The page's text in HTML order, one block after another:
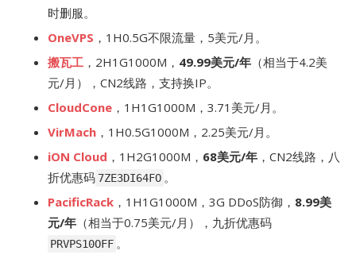
时删服。
OneVPS ，1H0.5G不限流量，5美元/月。
搬瓦工 ，2H1G1000M， 49.99美元/年 （相当于4.2美
元/月），CN2线路，支持换IP。
CloudCone ，1H1G1000M，3.71美元/月。
VirMach ，1H0.5G1000M，2.25美元/月。
iON Cloud ，1H2G1000M， 68美元/年 ，CN2线路，八
折优惠码 7ZE3DI64FO 。
PacificRack ，1H1G1000M，3G DDoS防御， 8.99美
元/年 （相当于0.75美元/月），九折优惠码
PRVPS10OFF 。